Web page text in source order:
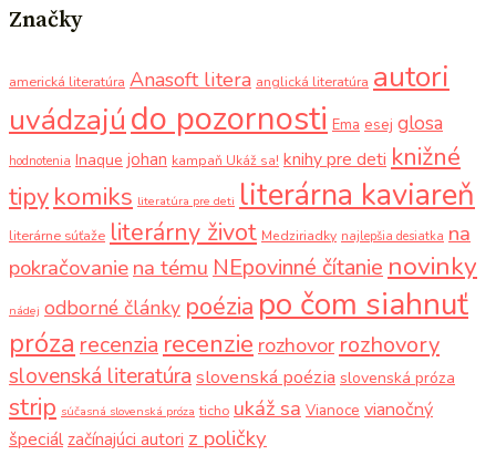
Značky
americká literatúra Anasoft litera anglická literatúra autori
uvádzajúdo pozornosti Ema esej glosa
hodnotenia Inaque johan kampaň Ukáž sa! knihy pre deti knižné
tipy komiks literatúra pre deti literárna kaviareň
literárne súťaže literárny život Medziriadky najlepšia desiatka na
pokračovaniena tému NEpovinné čítanie novinky
nádej odborné články poézia po čom siahnuť
próza recenzia recenzie rozhovor rozhovory
slovenská literatúra slovenská poézia slovenská próza
strip súčasná slovenská próza ticho ukáž sa Vianoce vianočný
špeciál začínajúci autori z poličky